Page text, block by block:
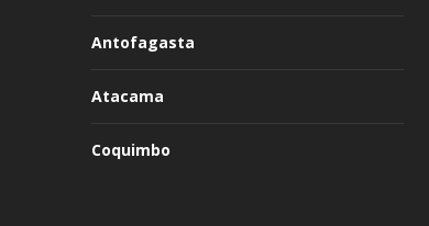
Antofagasta
Atacama
Coquimbo